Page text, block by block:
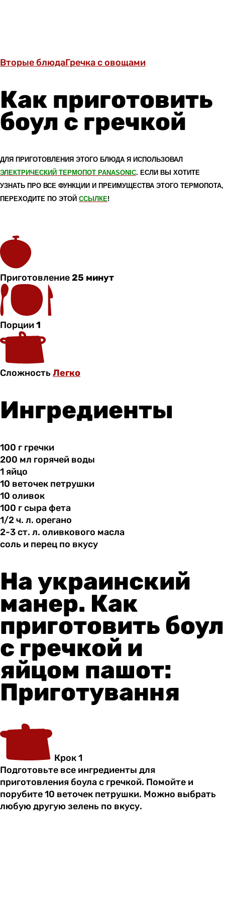
Вторые блюдаГречка с овощами
Как приготовить
боул с гречкой
ДЛЯ ПРИГОТОВЛЕНИЯ ЭТОГО БЛЮДА Я ИСПОЛЬЗОВАЛ
ЭЛЕКТРИЧЕСКИЙ ТЕРМОПОТ PANASONIC. ЕСЛИ ВЫ ХОТИТЕ
УЗНАТЬ ПРО ВСЕ ФУНКЦИИ И ПРЕИМУЩЕСТВА ЭТОГО ТЕРМОПОТА,
ПЕРЕХОДИТЕ ПО ЭТОЙ ССЫЛКЕ!
Приготовление25 минут
Порции1
Сложность Легко
Ингредиенты
100 г гречки
200 мл горячей воды
1 яйцо
10 веточек петрушки
10 оливок
100 гсырафета
1/2 ч. л. орегано
2-3 ст. л. оливкового масла
соль и перец по вкусу
На украинский
манер. Как
приготовить боул
с гречкой и
яйцом пашот:
Приготування
Крок 1
Подготовьте все ингредиенты для
приготовления боула с гречкой. Помойте и
порубите 10 веточек петрушки. Можно выбрать
любую другую зелень по вкусу.